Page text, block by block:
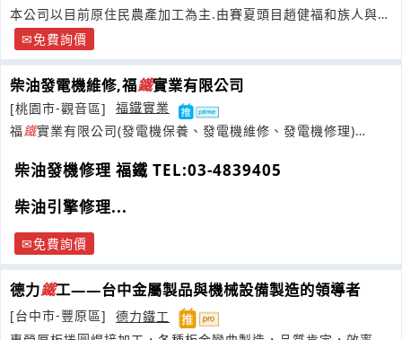
本公司以目前原住民農產加工為主.由賽夏頭目趙健福和族人與負
責人陳浩哲等太魯閣族人聯合共創
免費詢價
柴油發電機維修,福鐵實業有限公司
[桃園市-觀音區]
福鐵實業
福鐵實業有限公司(發電機保養、發電機維修、發電機修理)
柴油發機修理 福鐵 TEL:03-4839405
柴油引擎修理...
免費詢價
德力鐵工——台中金屬製品與機械設備製造的領導者
[台中市-豐原區]
德力鐵工